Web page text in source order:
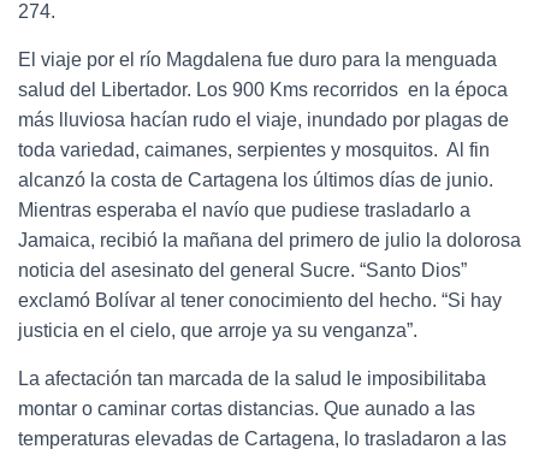
274.
El viaje por el río Magdalena fue duro para la menguada
salud del Libertador. Los 900 Kms recorridos en la época
más lluviosa hacían rudo el viaje, inundado por plagas de
toda variedad, caimanes, serpientes y mosquitos. Al fin
alcanzó la costa de Cartagena los últimos días de junio.
Mientras esperaba el navío que pudiese trasladarlo a
Jamaica, recibió la mañana del primero de julio la dolorosa
noticia del asesinato del general Sucre. “Santo Dios”
exclamó Bolívar al tener conocimiento del hecho. “Si hay
justicia en el cielo, que arroje ya su venganza”.
La afectación tan marcada de la salud le imposibilitaba
montar o caminar cortas distancias. Que aunado a las
temperaturas elevadas de Cartagena, lo trasladaron a las